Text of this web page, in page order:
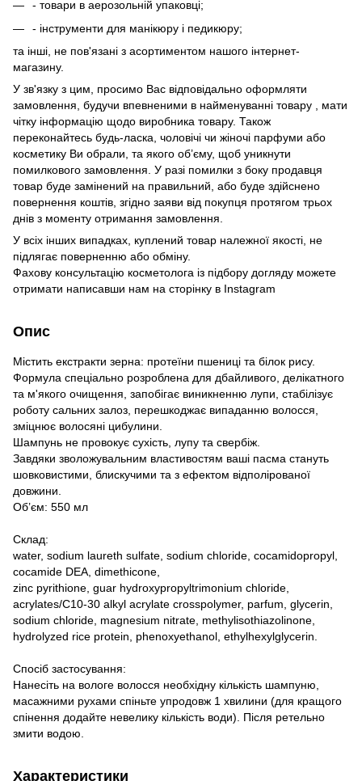
- товари в аерозольній упаковці;
- інструменти для манікюру і педикюру;
та інші, не пов'язані з асортиментом нашого інтернет-
магазину.
У зв'язку з цим, просимо Вас відповідально оформляти
замовлення, будучи впевненими в найменуванні товару , мати
чітку інформацію щодо виробника товару. Також
переконайтесь будь-ласка, чоловічі чи жіночі парфуми або
косметику Ви обрали, та якого об’єму, щоб уникнути
помилкового замовлення. У разі помилки з боку продавця
товар буде замінений на правильний, або буде здійснено
повернення коштів, згідно заяви від покупця протягом трьох
днів з моменту отримання замовлення.
У всіх інших випадках, куплений товар належної якості, не
підлягає поверненню або обміну.
Фахову консультацію косметолога із підбору догляду можете
отримати написавши нам на сторінку в Instagram
Опис
Містить екстракти зерна: протеїни пшениці та білок рису.
Формула спеціально розроблена для дбайливого, делікатного
та м'якого очищення, запобігає виникненню лупи, стабілізує
роботу сальних залоз, перешкоджає випаданню волосся,
зміцнює волосяні цибулини.
Шампунь не провокує сухість, лупу та свербіж.
Завдяки зволожувальним властивостям ваші пасма стануть
шовковистими, блискучими та з ефектом відполірованої
довжини.
Об’єм: 550 мл
Склад:
water, sodium laureth sulfate, sodium chloride, cocamidopropyl,
cocamide DEA, dimethicone,
zinc pyrithione, guar hydroxypropyltrimonium chloride,
acrylates/C10-30 alkyl acrylate crosspolymer, parfum, glycerin,
sodium chloride, magnesium nitrate, methylisothiazolinone,
hydrolyzed rice protein, phenoxyethanol, ethylhexylglycerin.
Спосіб застосування:
Нанесіть на вологе волосся необхідну кількість шампуню,
масажними рухами спіньте упродовж 1 хвилини (для кращого
спінення додайте невелику кількість води). Після ретельно
змити водою.
Характеристики